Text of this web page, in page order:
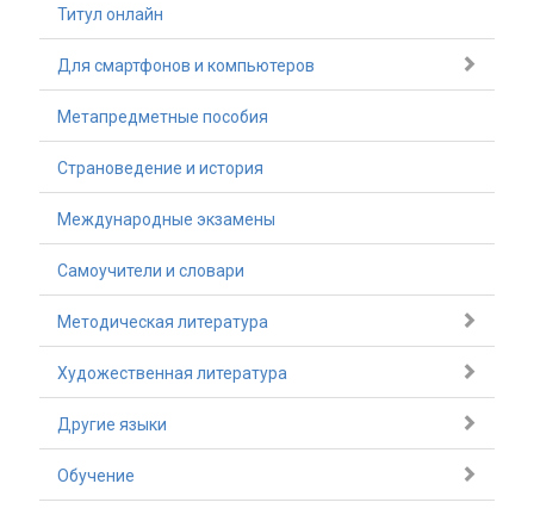
Титул онлайн
Для смартфонов и компьютеров
Метапредметные пособия
Страноведение и история
Международные экзамены
Самоучители и словари
Методическая литература
Художественная литература
Другие языки
Обучение